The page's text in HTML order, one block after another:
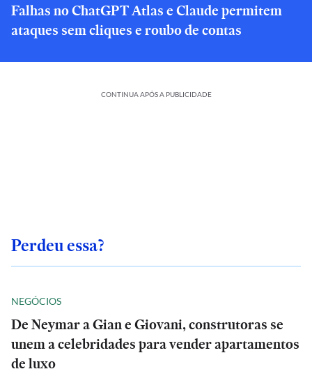
Falhas no ChatGPT Atlas e Claude permitem
ataques sem cliques e roubo de contas
CONTINUA APÓS A PUBLICIDADE
Perdeu essa?
NEGÓCIOS
De Neymar a Gian e Giovani, construtoras se
unem a celebridades para vender apartamentos
de luxo